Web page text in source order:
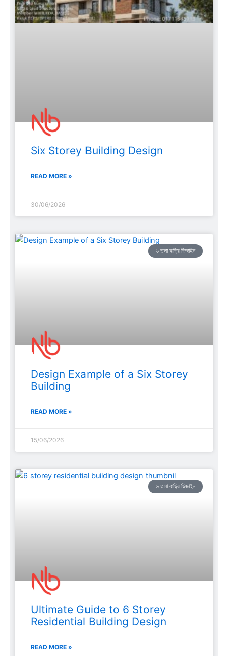
Six Storey Building Design
READ MORE »
30/06/2026
৬ তলা বাড়ির ডিজাইন
Design Example of a Six Storey
Building
READ MORE »
15/06/2026
৬ তলা বাড়ির ডিজাইন
Ultimate Guide to 6 Storey
Residential Building Design
READ MORE »